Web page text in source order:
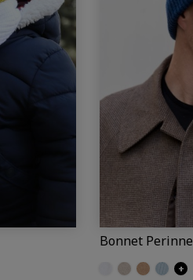
Bonnet Perinne
EcruCraieCamelIceberg
+